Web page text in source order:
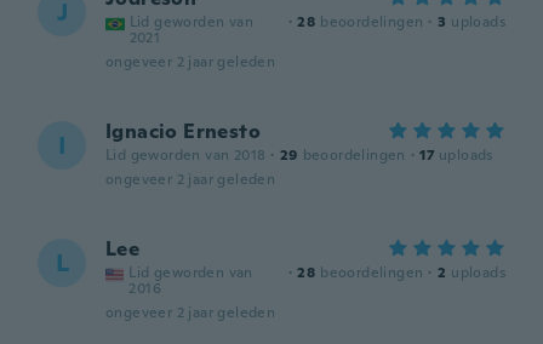
J
Lid geworden van
2021
· 28 beoordelingen · 3 uploads
ongeveer 2 jaar geleden
I Ignacio Ernesto
Lid geworden van 2018 · 29 beoordelingen · 17 uploads
ongeveer 2 jaar geleden
L Lee
Lid geworden van
2016
· 28 beoordelingen · 2 uploads
ongeveer 2 jaar geleden